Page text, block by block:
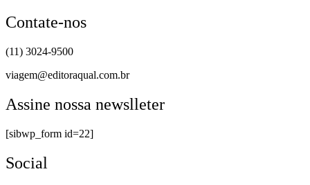
Contate-nos
(11) 3024-9500
viagem@editoraqual.com.br
Assine nossa newslleter
[sibwp_form id=22]
Social